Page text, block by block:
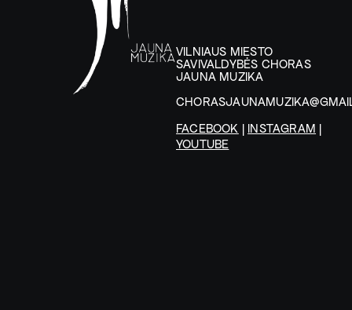
VILNIAUS MIESTO
SAVIVALDYBĖS CHORAS
JAUNA MUZIKA
FACEBOOK | INSTAGRAM |
YOUTUBE